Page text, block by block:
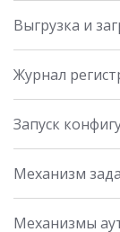
Выгрузка и
Журнал
Запуск
Механизм
Механизмы